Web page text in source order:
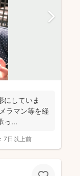
にしていま
ラマン等を経
っ...
7日以上前